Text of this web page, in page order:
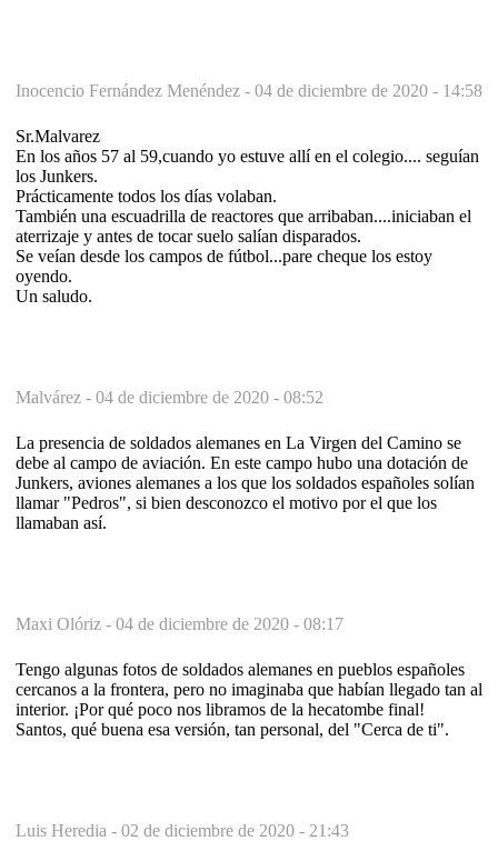
Inocencio Fernández Menéndez - 04 de diciembre de 2020 - 14:58
Sr.Malvarez
En los años 57 al 59,cuando yo estuve allí en el colegio.... seguían
los Junkers.
Prácticamente todos los días volaban.
También una escuadrilla de reactores que arribaban....iniciaban el
aterrizaje y antes de tocar suelo salían disparados.
Se veían desde los campos de fútbol...pare cheque los estoy
oyendo.
Un saludo.
Malvárez - 04 de diciembre de 2020 - 08:52
La presencia de soldados alemanes en La Virgen del Camino se
debe al campo de aviación. En este campo hubo una dotación de
Junkers, aviones alemanes a los que los soldados españoles solían
llamar "Pedros", si bien desconozco el motivo por el que los
llamaban así.
Maxi Olóriz - 04 de diciembre de 2020 - 08:17
Tengo algunas fotos de soldados alemanes en pueblos españoles
cercanos a la frontera, pero no imaginaba que habían llegado tan al
interior. ¡Por qué poco nos libramos de la hecatombe final!
Santos, qué buena esa versión, tan personal, del "Cerca de ti".
Luis Heredia - 02 de diciembre de 2020 - 21:43